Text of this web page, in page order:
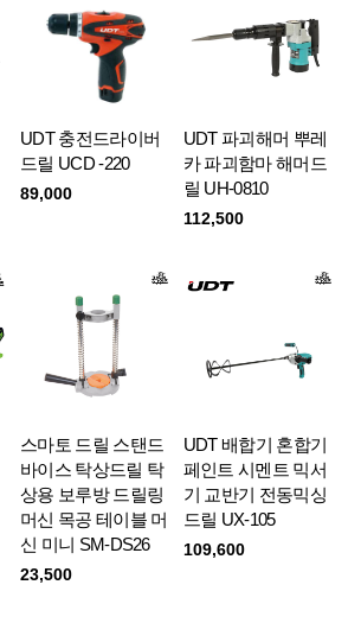
UDT 충전드라이버
드릴 UCD -220
89,000
UDT 파괴해머 뿌레
카 파괴함마 해머드
릴 UH-0810
112,500
스마토 드릴 스탠드
바이스 탁상드릴 탁
상용 보루방 드릴링
머신 목공 테이블 머
신 미니 SM-DS26
23,500
UDT 배합기 혼합기
페인트 시멘트 믹서
기 교반기 전동믹싱
드릴 UX-105
109,600